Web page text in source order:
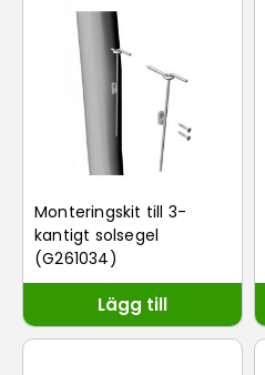
Monteringskit till 3-
kantigt solsegel
(G261034)
Lägg till